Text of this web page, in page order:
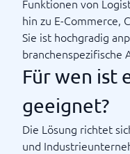
Funktionen von
hin zu E-Commerce,
Sie ist hochgradig
branchenspezifische
Für wen ist
geeignet?
Die Lösung richtet
und